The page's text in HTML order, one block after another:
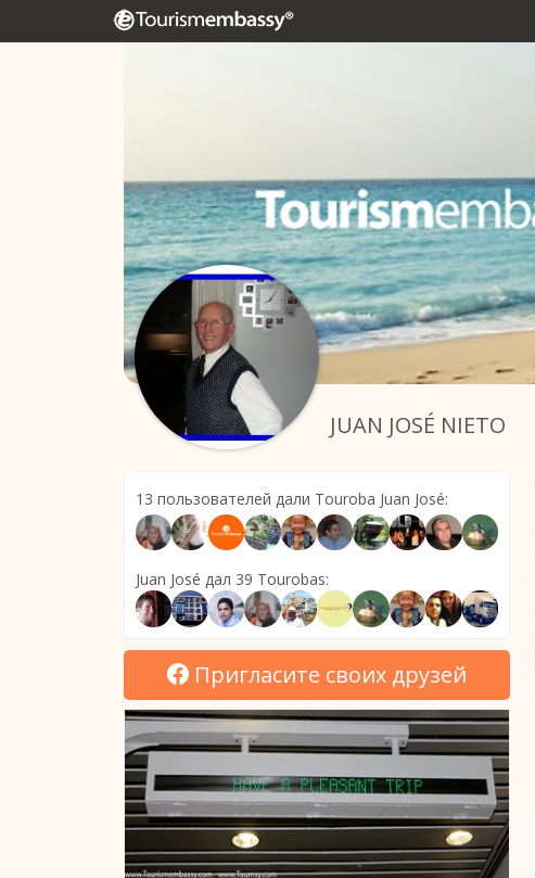
JUAN JOSÉ NIETO
13 пользователей дали Touroba Juan José:
Juan José дал 39 Tourobas:
Пригласите своих друзей